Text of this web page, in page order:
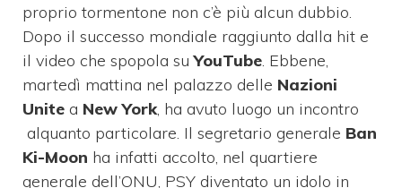
proprio tormentone non c’è più alcun dubbio.
Dopo il successo mondiale raggiunto dalla hit e
il video che spopola suYouTube. Ebbene,
martedì mattina nel palazzo delle Nazioni
Unite a New York, ha avuto luogo un incontro
alquanto particolare. Il segretario generale Ban
Ki-Moon ha infatti accolto, nel quartiere
generale dell’ONU, PSY diventato un idolo in